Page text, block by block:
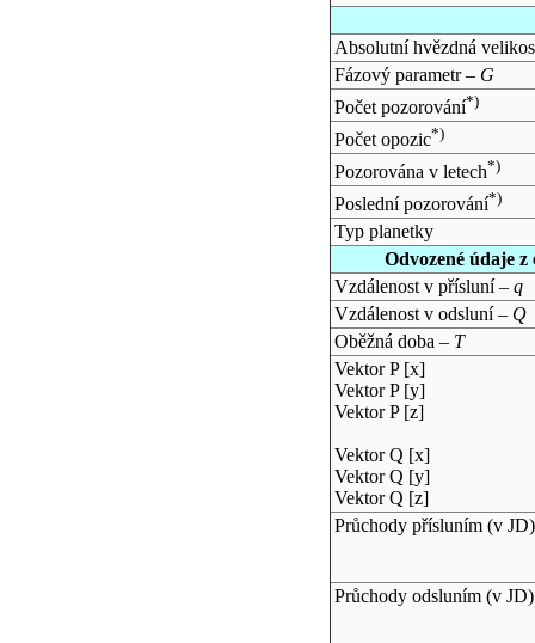
Absolutní hvězdná
Fázový parametr – G
Počet pozorování*)
Počet opozic*)
Pozorována v letech*)
Poslední pozorování*)
Typ planetky
Odvozené údaje
Vzdálenost v přísluní – q
Vzdálenost v odsluní – Q
Oběžná doba – T
Vektor P [x]
Vektor P [y]
Vektor P [z]
Vektor Q [x]
Vektor Q [y]
Vektor Q [z]
Průchody přísluním (v JD)
Průchody odsluním (v JD)